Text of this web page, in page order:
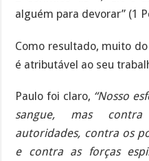
alguém para devorar” (1
Como resultado, muito
é atributável ao seu
Paulo foi claro, “Nosso
sangue, mas
autoridades, contra os
e contra as forças